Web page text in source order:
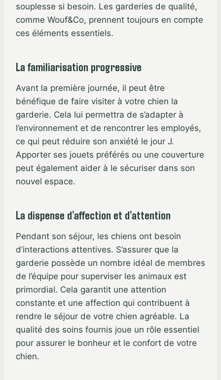
souplesse si besoin. Les garderies de qualité,
comme Wouf&Co, prennent toujours en compte
ces éléments essentiels.
La familiarisation progressive
Avant la première journée, il peut être
bénéfique de faire visiter à votre chien la
garderie. Cela lui permettra de s’adapter à
l’environnement et de rencontrer les employés,
ce qui peut réduire son anxiété le jour J.
Apporter ses jouets préférés ou une couverture
peut également aider à le sécuriser dans son
nouvel espace.
La dispense d’affection et d’attention
Pendant son séjour, les chiens ont besoin
d’interactions attentives. S’assurer que la
garderie possède un nombre idéal de membres
de l’équipe pour superviser les animaux est
primordial. Cela garantit une attention
constante et une affection qui contribuent à
rendre le séjour de votre chien agréable. La
qualité des soins fournis joue un rôle essentiel
pour assurer le bonheur et le confort de votre
chien.